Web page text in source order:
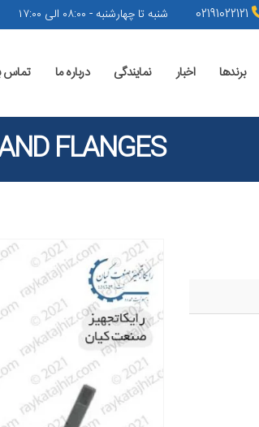
02191022121 شنبه تا چهارشنبه - ۰۸:۰۰ الی ۱۷:۰۰
برندها اخبار نمایندگی درباره ما تماس
FLANGES